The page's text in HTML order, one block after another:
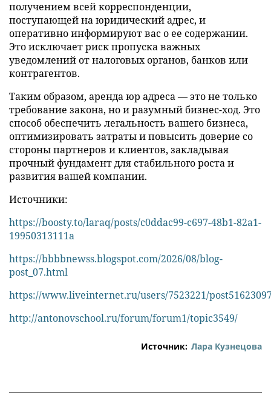
получением всей корреспонденции,
поступающей на юридический адрес, и
оперативно информируют вас о ее содержании.
Это исключает риск пропуска важных
уведомлений от налоговых органов, банков или
контрагентов.
Таким образом, аренда юр адреса — это не только
требование закона, но и разумный бизнес-ход. Это
способ обеспечить легальность вашего бизнеса,
оптимизировать затраты и повысить доверие со
стороны партнеров и клиентов, закладывая
прочный фундамент для стабильного роста и
развития вашей компании.
Источники:
https://boosty.to/laraq/posts/c0ddac99-c697-48b1-82a1-
19950313111a
https://bbbbnewss.blogspot.com/2026/08/blog-
post_07.html
https://www.liveinternet.ru/users/7523221/
http://antonovschool.ru/forum/forum1/topic3549/
Источник: Лара Кузнецова